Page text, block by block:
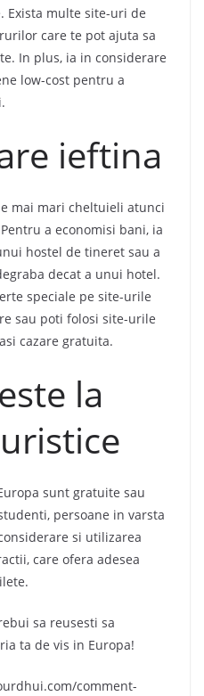
Exista multe site-uri de
care te pot ajuta sa
In plus, ia in considerare
low-cost pentru a
ieftina
mai mari cheltuieli atunci
a economisi bani, ia
hostel de tineret sau a
decat a unui hotel.
speciale pe site-urile
sau poti folosi site-urile
cazare gratuita.
la
sunt gratuite sau
persoane in varsta
si utilizarea
care ofera adesea
sa reusesti sa
ta de vis in Europa!
comment-